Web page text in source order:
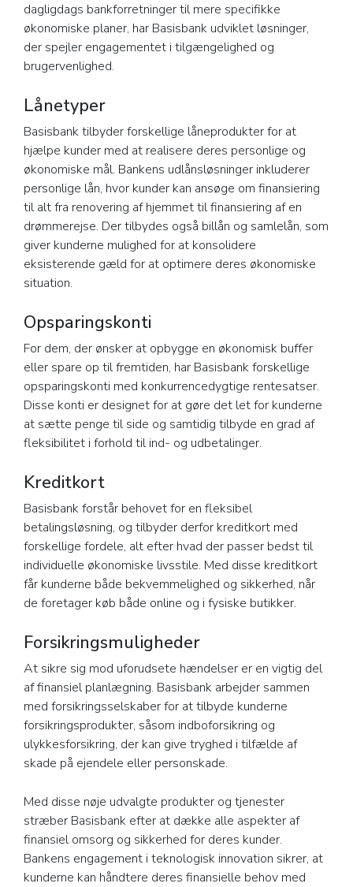
dagligdags bankforretninger til mere specifikke
økonomiske planer, har Basisbank udviklet løsninger,
der spejler engagementet i tilgængelighed og
brugervenlighed.
Lånetyper
Basisbank tilbyder forskellige låneprodukter for at
hjælpe kunder med at realisere deres personlige og
økonomiske mål. Bankens udlånsløsninger inkluderer
personlige lån, hvor kunder kan ansøge om finansiering
til alt fra renovering af hjemmet til finansiering af en
drømmerejse. Der tilbydes også billån og samlelån, som
giver kunderne mulighed for at konsolidere
eksisterende gæld for at optimere deres økonomiske
situation.
Opsparingskonti
For dem, der ønsker at opbygge en økonomisk buffer
eller spare op til fremtiden, har Basisbank forskellige
opsparingskonti med konkurrencedygtige rentesatser.
Disse konti er designet for at gøre det let for kunderne
at sætte penge til side og samtidig tilbyde en grad af
fleksibilitet i forhold til ind- og udbetalinger.
Kreditkort
Basisbank forstår behovet for en fleksibel
betalingsløsning, og tilbyder derfor kreditkort med
forskellige fordele, alt efter hvad der passer bedst til
individuelle økonomiske livsstile. Med disse kreditkort
får kunderne både bekvemmelighed og sikkerhed, når
de foretager køb både online og i fysiske butikker.
Forsikringsmuligheder
At sikre sig mod uforudsete hændelser er en vigtig del
af finansiel planlægning. Basisbank arbejder sammen
med forsikringsselskaber for at tilbyde kunderne
forsikringsprodukter, såsom indboforsikring og
ulykkesforsikring, der kan give tryghed i tilfælde af
skade på ejendele eller personskade.
Med disse nøje udvalgte produkter og tjenester
stræber Basisbank efter at dække alle aspekter af
finansiel omsorg og sikkerhed for deres kunder.
Bankens engagement i teknologisk innovation sikrer, at
kunderne kan håndtere deres finansielle behov med